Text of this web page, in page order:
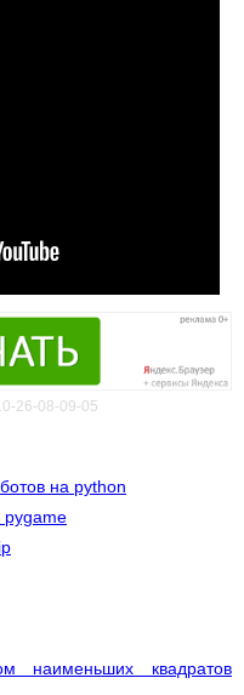
26-08-09-05
на python
pygame
наименьших квадратов